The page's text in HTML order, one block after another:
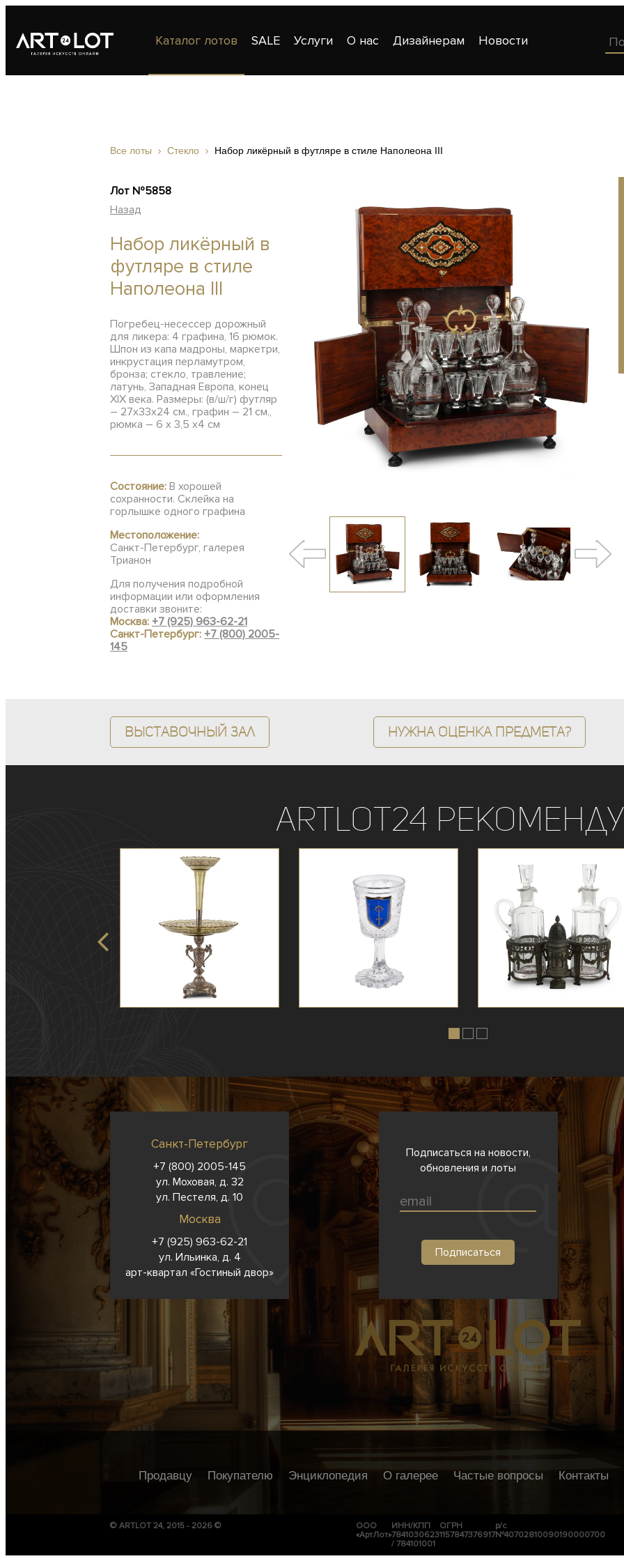
Каталог лотов SALE Услуги О нас Дизайнерам Новости
Все лоты Стекло Набор ликёрный в футляре в стиле Наполеона III
Лот №5858
Назад
Набор ликёрный в
футляре в стиле
Наполеона III
Погребец-несессер дорожный
для ликера: 4 графина, 16 рюмок.
Шпон из капа мадроны, маркетри,
инкрустация перламутром,
бронза; стекло, травление;
латунь, Западная Европа, конец
XIX века. Размеры: (в/ш/г) футляр
– 27х33х24 см., графин – 21 см.,
рюмка – 6 x 3,5 x4 см
Состояние: В хорошей
сохранности. Склейка на
горлышке одного графина
Местоположение:
Санкт-Петербург, галерея
Трианон
Для получения подробной
информации или оформления
доставки звоните:
Москва: +7 (925) 963-62-21
Санкт-Петербург: +7 (800) 2005-
145
Выставочный зал Нужна оценка предмета?
ArtLot24
Санкт-Петербург
+7 (800) 2005-145
ул. Моховая, д. 32
ул. Пестеля, д. 10
Москва
+7 (925) 963-62-21
ул. Ильинка, д. 4
арт-квартал «Гостиный двор»
Подписаться на новости,
обновления и лоты
Продавцу Покупателю Энциклопедия О галерее Частые вопросы Контакты
© ARTLOT 24, 2015 - 2026 ©
ООО
«АртЛот»
ИНН/КПП
7841030623
/ 784101001
ОГРН
1157847376917
р/с
№40702810090190000700